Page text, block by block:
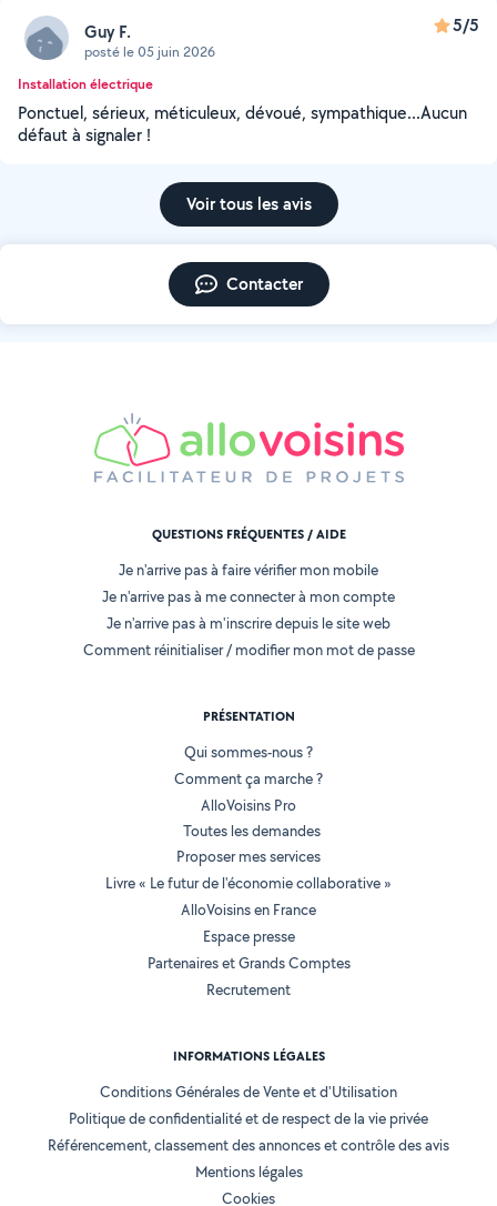
Guy F.
posté le 05 juin 2026
5/5
Installation électrique
Ponctuel, sérieux, méticuleux, dévoué, sympathique...Aucun
défaut à signaler !
Voir tous les avis
Contacter
QUESTIONS FRÉQUENTES / AIDE
Je n'arrive pas à faire vérifier mon mobile
Je n'arrive pas à me connecter à mon compte
Je n'arrive pas à m'inscrire depuis le site web
Comment réinitialiser / modifier mon mot de passe
PRÉSENTATION
Qui sommes-nous ?
Comment ça marche ?
AlloVoisins Pro
Toutes les demandes
Proposer mes services
Livre « Le futur de l'économie collaborative »
AlloVoisins en France
Espace presse
Partenaires et Grands Comptes
Recrutement
INFORMATIONS LÉGALES
Conditions Générales de Vente et d'Utilisation
Politique de confidentialité et de respect de la vie privée
Référencement, classement des annonces et contrôle des avis
Mentions légales
Cookies